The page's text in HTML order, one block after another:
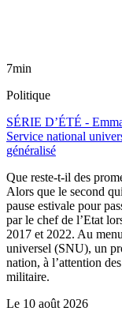
7min
Politique
SÉRIE D’ÉTÉ -
Service national
généralisé
Que reste-t-il des
Alors que le second
pause estivale pour
par le chef de l’Etat
2017 et 2022. Au
universel (SNU), un
nation, à l’attention
militaire.
Le 10 août 2026